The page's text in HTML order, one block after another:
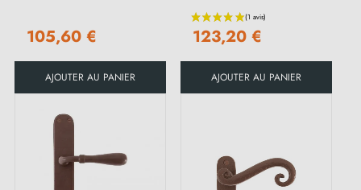
105,60 €
AJOUTER AU PANIER
123,20 €
AJOUTER AU PANIER